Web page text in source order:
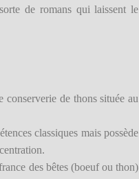
de romans qui laissent le
conserverie de thons située au
classiques mais possède
des bêtes (boeuf ou thon)